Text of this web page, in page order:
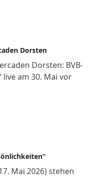
Dorsten
Dorsten: BVB-
live am 30. Mai vor
Mai 2026) stehen